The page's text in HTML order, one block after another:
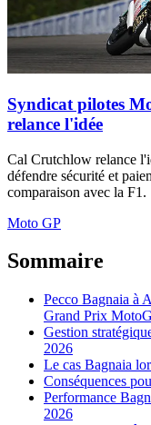
Syndicat pilotes
relance l'idée
Cal Crutchlow relance
défendre sécurité et
comparaison avec la F1.
Moto GP
Sommaire
Pecco Bagnaia à
Grand Prix
Gestion
2026
Le cas Bagnaia
Conséquences
Performance
2026